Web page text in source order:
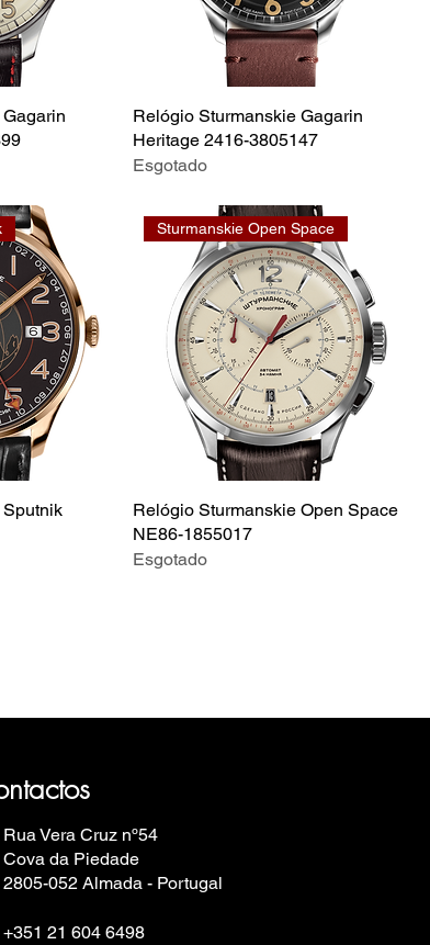
Relógio Sturmanskie Gagarin
Heritage 2416-3805147
Esgotado
Sturmanskie Open Space
Relógio Sturmanskie Open Space
NE86-1855017
Esgotado
Rua Vera Cruz nº54
Cova da Piedade
2805-052 Almada - Portugal
+351 21 604 6498